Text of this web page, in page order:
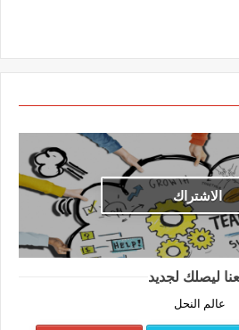
الاشتراك
ليصلك لجديد
عالم النحل